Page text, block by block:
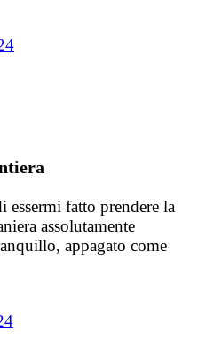
essermi fatto prendere la
assolutamente
appagato come